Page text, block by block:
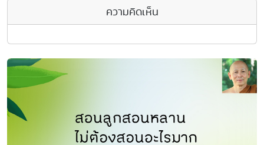
ความคิดเห็น